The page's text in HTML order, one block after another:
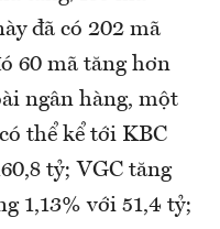
đã có 202 mã
60 mã tăng hơn
ngân hàng, một
thể kể tới KBC
tỷ; VGC tăng
1,13% với 51,4 tỷ;